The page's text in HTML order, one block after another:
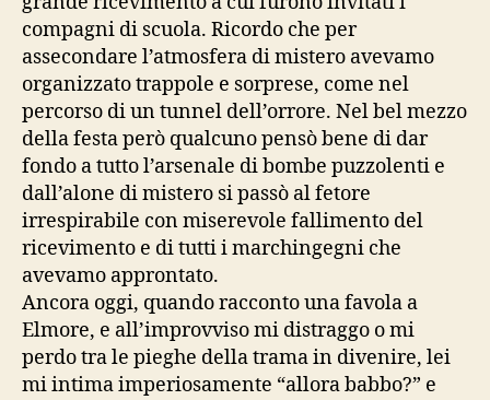
compagni di scuola. Ricordo che per
assecondare l’atmosfera di mistero avevamo
organizzato trappole e sorprese, come nel
percorso di un tunnel dell’orrore. Nel bel mezzo
della festa però qualcuno pensò bene di dar
fondo a tutto l’arsenale di bombe puzzolenti e
dall’alone di mistero si passò al fetore
irrespirabile con miserevole fallimento del
ricevimento e di tutti i marchingegni che
avevamo approntato.
Ancora oggi, quando racconto una favola a
Elmore, e all’improvviso mi distraggo o mi
perdo tra le pieghe della trama in divenire, lei
mi intima imperiosamente “allora babbo?” e